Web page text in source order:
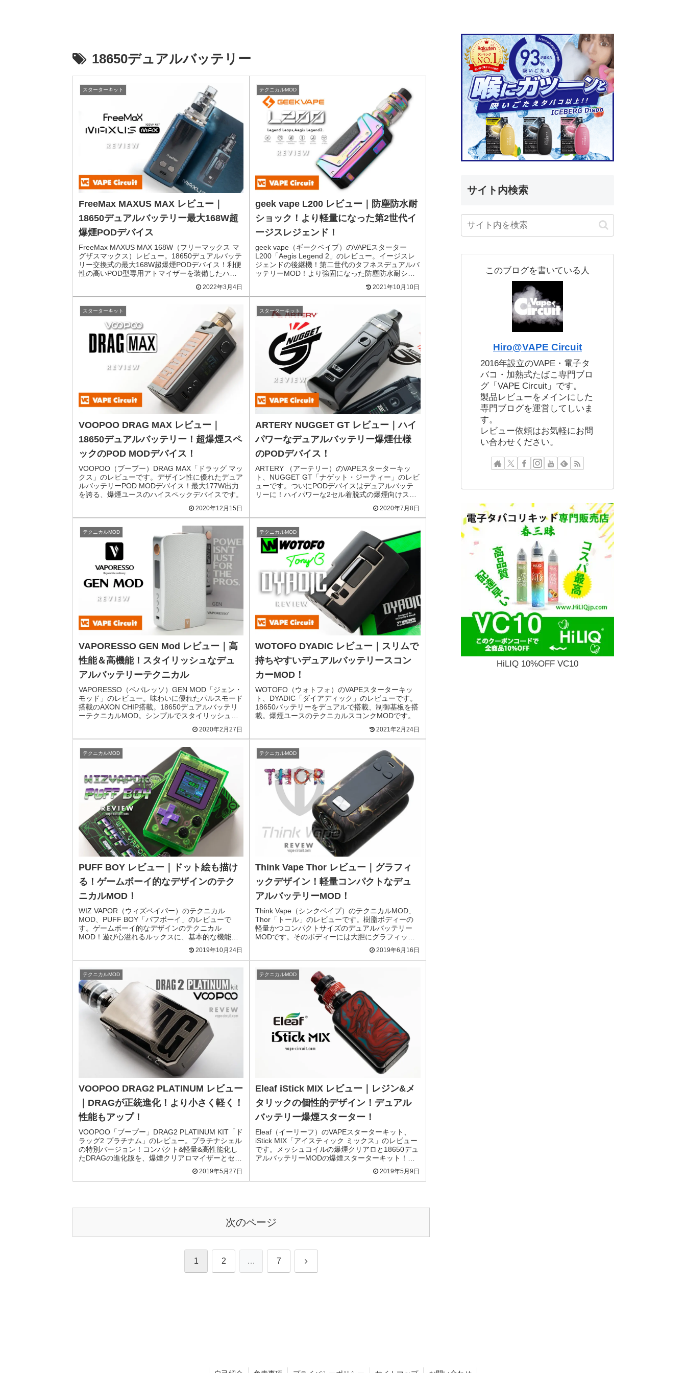
18650デュアルバッテリー
スターターキット
FreeMax MAXUS MAX レビュー｜
18650デュアルバッテリー最大168W超
爆煙PODデバイス
FreeMax MAXUS MAX 168W（フリーマックス マ
グザスマックス）レビュー。18650デュアルバッテ
リー交換式の最大168W超爆煙PODデバイス！利便
性の高いPOD型専用アトマイザーを装備したハイ
2022年3月4日
テクニカルMOD
geek vape L200 レビュー｜防塵防水耐
ショック！より軽量になった第2世代イ
ージスレジェンド！
geek vape（ギークベイプ）のVAPEスターター
L200「Aegis Legend 2」のレビュー。イージスレ
ジェンドの後継機！第二世代のタフネスデュアルバ
ッテリーMOD！より強固になった防塵防水耐ショ
2021年10月10日
スターターキット
VOOPOO DRAG MAX レビュー｜
18650デュアルバッテリー！超爆煙スペ
ックのPOD MODデバイス！
VOOPOO（ブープー）DRAG MAX「ドラッグ マッ
クス」のレビューです。デザイン性に優れたデュア
ルバッテリーPOD MODデバイス！最大177W出力
を誇る、爆煙ユースのハイスペックデバイスです。
2020年12月15日
スターターキット
ARTERY NUGGET GT レビュー｜ハイ
パワーなデュアルバッテリー爆煙仕様
のPODデバイス！
ARTERY （アーテリー）のVAPEスターターキッ
ト、NUGGET GT「ナゲット・ジーティー」のレビ
ューです。ついにPODデバイスはデュアルバッテ
リーに！ハイパワーな2セル着脱式の爆煙向けスタ
ーターキット。510アダプターにも対応。
2020年7月8日
テクニカルMOD
VAPORESSO GEN Mod レビュー｜高
性能＆高機能！スタイリッシュなデュ
アルバッテリーテクニカル
VAPORESSO（ベパレッソ）GEN MOD「ジェン・
モッド」のレビュー。味わいに優れたパルスモード
搭載のAXON CHIP搭載。18650デュアルバッテリ
ーテクニカルMOD。シンプルでスタイリッシュな
2020年2月27日
テクニカルMOD
WOTOFO DYADIC レビュー｜スリムで
持ちやすいデュアルバッテリースコン
カーMOD！
WOTOFO（ウォトフォ）のVAPEスターターキッ
ト、DYADIC「ダイアディック」のレビューです。
18650バッテリーをデュアルで搭載、制御基板を搭
載。爆煙ユースのテクニカルスコンクMODです。
2021年2月24日
テクニカルMOD
PUFF BOY レビュー｜ドット絵も描け
る！ゲームボーイ的なデザインのテク
ニカルMOD！
WIZ VAPOR（ウィズベイパー）のテクニカル
MOD、PUFF BOY「パフボーイ」のレビューで
す。ゲームボーイ的なデザインのテクニカル
MOD！遊び心溢れるルックスに、基本的な機能と
性能を網羅した18650デュアルバッテリーMODで
2019年10月24日
テクニカルMOD
Think Vape Thor レビュー｜グラフィ
ックデザイン！軽量コンパクトなデュ
アルバッテリーMOD！
Think Vape（シンクベイプ）のテクニカルMOD、
Thor「トール」のレビューです。樹脂ボディーの
軽量かつコンパクトサイズのデュアルバッテリー
MODです。そのボディーには大胆にグラフィック
デザインがプリントされいるのが特徴！
2019年6月16日
テクニカルMOD
VOOPOO DRAG2 PLATINUM レビュー
｜DRAGが正統進化！より小さく軽く！
性能もアップ！
VOOPOO「ブープー」DRAG2 PLATINUM KIT「ド
ラッグ2 プラチナム」のレビュー。プラチナシェル
の特別バージョン！コンパクト&軽量&高性能化し
たDRAGの進化版を、爆煙クリアロマイザーとセッ
2019年5月27日
テクニカルMOD
Eleaf iStick MIX レビュー｜レジン&メ
タリックの個性的デザイン！デュアル
バッテリー爆煙スターター！
Eleaf（イーリーフ）のVAPEスターターキット、
iStick MIX「アイスティック ミックス」のレビュー
です。メッシュコイルの爆煙クリアロと18650デュ
アルバッテリーMODの爆煙スターターキット！レ
ジンパネルなど個性的なデザインも！
2019年5月9日
次のページ
1 2 … 7 次
サイト内検索
このブログを書いている人
Hiro@VAPE Circuit
2016年設立のVAPE・電子タ
バコ・加熱式たばこ専門ブロ
グ「VAPE Circuit」です。
製品レビューをメインにした
専門ブログを運営してしいま
す。
レビュー依頼はお気軽にお問
い合わせください。
HiLIQ 10%OFF VC10